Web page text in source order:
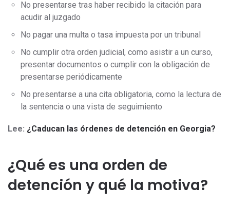
No presentarse tras haber recibido la citación para
acudir al juzgado
No pagar una multa o tasa impuesta por un tribunal
No cumplir otra orden judicial, como asistir a un curso,
presentar documentos o cumplir con la obligación de
presentarse periódicamente
No presentarse a una cita obligatoria, como la lectura de
la sentencia o una vista de seguimiento
Lee: ¿Caducan las órdenes de detención en Georgia?
¿Qué es una orden de
detención y qué la motiva?